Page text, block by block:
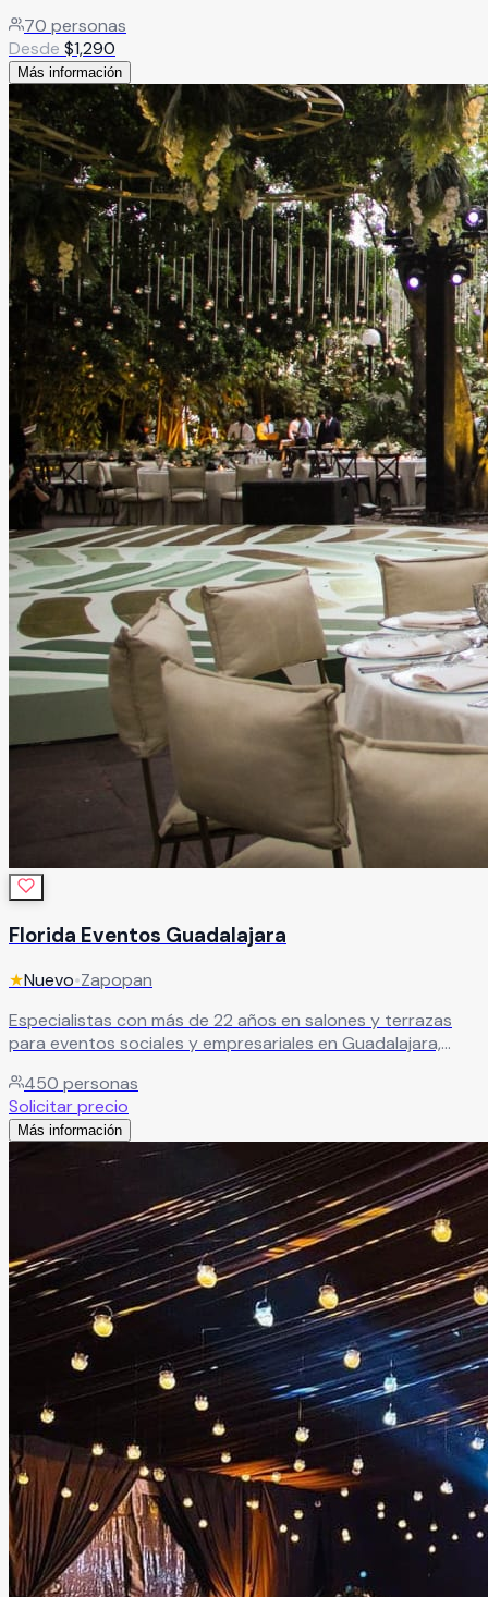
Alimentos de calidad y un ambiente íntimo que convierte
cada celebración en un momento verdaderamente
memorable. Leer más
70 personas
Desde $1,290
Más información
Florida Eventos Guadalajara
★Nuevo•Zapopan
Especialistas con más de 22 años en salones y terrazas
para eventos sociales y empresariales en Guadalajara,
satisfechos.Leer más
450 personas
Solicitar precio
Más información